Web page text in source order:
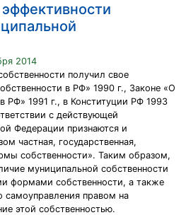
2014
получил свое
в РФ» 1990 г., Законе «О
РФ» 1991 г., в Конституции РФ 1993
с действующей
Федерации признаются и
частная, государственная,
собственности». Таким образом,
муниципальной собственности
формами собственности, а также
самоуправления правом на
этой собственностью.